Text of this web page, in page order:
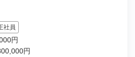
社員
円
円